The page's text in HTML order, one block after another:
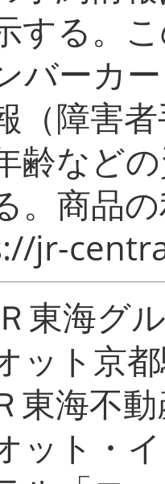
する。
バーカ
（障害
齢など
。商品
jr-
東海グ
ット京
東海不動
ット・